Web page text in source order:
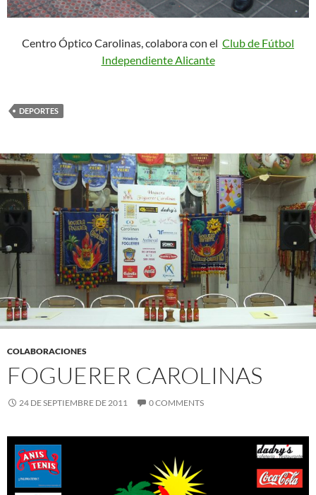
Centro Óptico Carolinas, colabora con el Club de Fútbol
Independiente Alicante
DEPORTES
COLABORACIONES
FOGUERER CAROLINAS
24 DE SEPTIEMBRE DE 2011 0 COMMENTS